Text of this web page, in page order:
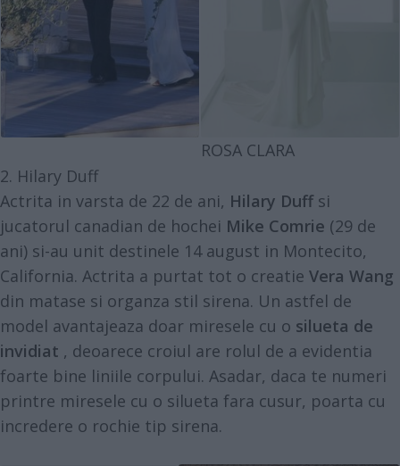
ROSA CLARA
2. Hilary Duff
Actrita in varsta de 22 de ani, Hilary Duffsi
jucatorul canadian de hochei Mike Comrie (29 de
ani) si-au unit destinele 14 august in Montecito,
California. Actrita a purtat tot o creatie Vera Wang
din matase si organza stil sirena. Un astfel de
model avantajeaza doar miresele cu o silueta de
invidiat , deoarece croiul are rolul de a evidentia
foarte bine liniile corpului. Asadar, daca te numeri
printre miresele cu o silueta fara cusur, poarta cu
incredere o rochie tip sirena.